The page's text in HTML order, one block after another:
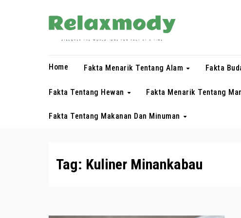
Home Fakta Menarik Tentang Alam Fakta
Fakta Tentang Hewan Fakta Menarik Tentang
Fakta Tentang Makanan Dan Minuman
Tag: Kuliner Minankabau